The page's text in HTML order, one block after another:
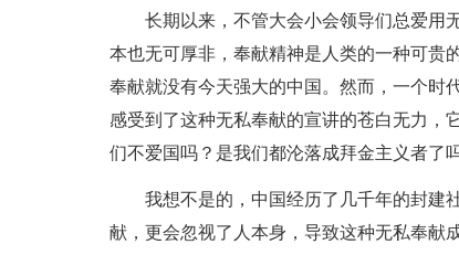
长期以来，不管大会小会领导们总爱用
本也无可厚非，奉献精神是人类的一种可贵
奉献就没有今天强大的中国。然而，一个时
感受到了这种无私奉献的宣讲的苍白无力，
们不爱国吗？是我们都沦落成拜金主义者了
我想不是的，中国经历了几千年的封建
献，更会忽视了人本身，导致这种无私奉献